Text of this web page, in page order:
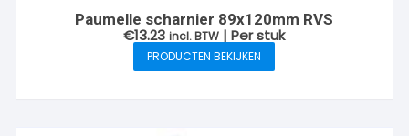
Paumelle scharnier 89x120mm RVS
€13.23 incl. BTW | Per stuk
PRODUCTEN BEKIJKEN